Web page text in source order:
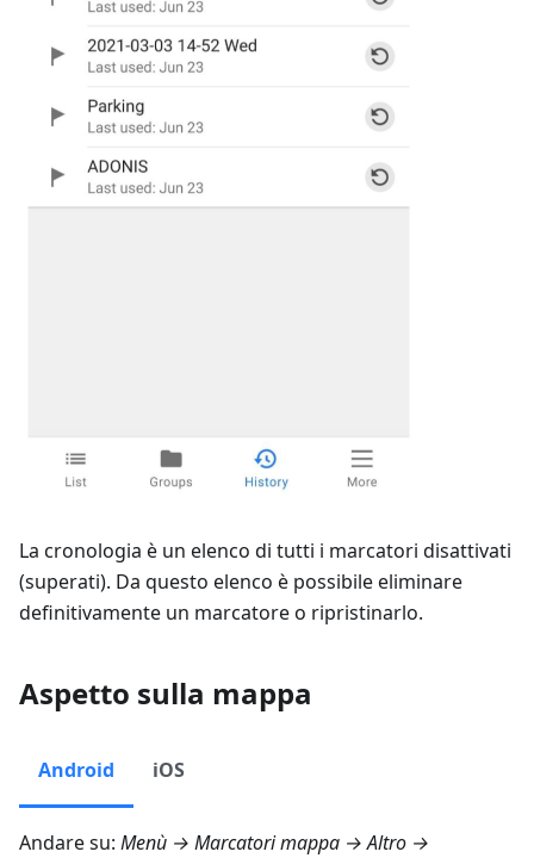
La cronologia è un elenco di tutti i marcatori disattivati
(superati). Da questo elenco è possibile eliminare
definitivamente un marcatore o ripristinarlo.
Aspetto sulla mappa
Android iOS
Andare su: Menù → Marcatori mappa → Altro →